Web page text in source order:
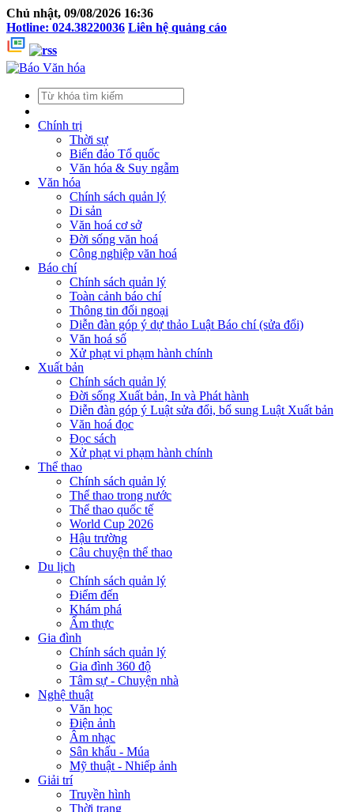
Chủ nhật, 09/08/2026 16:36
Hotline: 024.38220036 Liên hệ quảng cáo
Chính trị
Thời sự
Biển đảo Tổ quốc
Văn hóa & Suy ngẫm
Văn hóa
Chính sách quản lý
Di sản
Văn hoá cơ sở
Đời sống văn hoá
Công nghiệp văn hoá
Báo chí
Chính sách quản lý
Toàn cảnh báo chí
Thông tin đối ngoại
Diễn đàn góp ý dự thảo Luật Báo chí (sửa đổi)
Văn hoá số
Xử phạt vi phạm hành chính
Xuất bản
Chính sách quản lý
Đời sống Xuất bản, In và Phát hành
Diễn đàn góp ý Luật sửa đổi, bổ sung Luật Xuất bản
Văn hoá đọc
Đọc sách
Xử phạt vi phạm hành chính
Thể thao
Chính sách quản lý
Thể thao trong nước
Thể thao quốc tế
World Cup 2026
Hậu trường
Câu chuyện thể thao
Du lịch
Chính sách quản lý
Điểm đến
Khám phá
Ẩm thực
Gia đình
Chính sách quản lý
Gia đình 360 độ
Tâm sự - Chuyện nhà
Nghệ thuật
Văn học
Điện ảnh
Âm nhạc
Sân khấu - Múa
Mỹ thuật - Nhiếp ảnh
Giải trí
Truyền hình
Thời trang